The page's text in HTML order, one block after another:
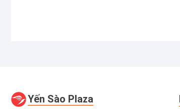
Yến Sào Plaza